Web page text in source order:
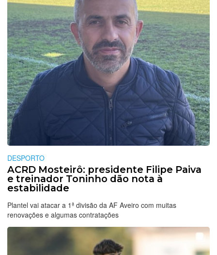
DESPORTO
ACRD Mosteirô: presidente Filipe Paiva
e treinador Toninho dão nota à
estabilidade
Plantel vai atacar a 1ª divisão da AF Aveiro com muitas
renovações e algumas contratações